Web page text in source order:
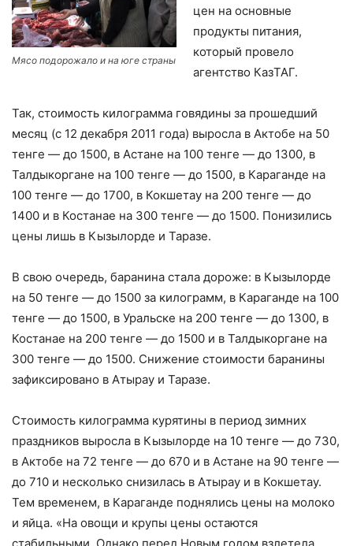
Мясо подорожало и на юге страны
цен на основные
продукты питания,
который провело
агентство КазТАГ.
Так, стоимость килограмма говядины за прошедший
месяц (с 12 декабря 2011 года) выросла в Актобе на 50
тенге — до 1500, в Астане на 100 тенге — до 1300, в
Талдыкоргане на 100 тенге — до 1500, в Караганде на
100 тенге — до 1700, в Кокшетау на 200 тенге — до
1400 и в Костанае на 300 тенге — до 1500. Понизились
цены лишь в Кызылорде и Таразе.
В свою очередь, баранина стала дороже: в Кызылорде
на 50 тенге — до 1500 за килограмм, в Караганде на 100
тенге — до 1500, в Уральске на 200 тенге — до 1300, в
Костанае на 200 тенге — до 1500 и в Талдыкоргане на
300 тенге — до 1500. Снижение стоимости баранины
зафиксировано в Атырау и Таразе.
Стоимость килограмма курятины в период зимних
праздников выросла в Кызылорде на 10 тенге — до 730,
в Актобе на 72 тенге — до 670 и в Астане на 90 тенге —
до 710 и несколько снизилась в Атырау и в Кокшетау.
Тем временем, в Караганде поднялись цены на молоко
и яйца. «На овощи и крупы цены остаются